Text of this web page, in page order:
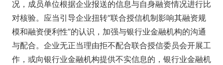
况，成员单位根据企业报送的信息与自身融资情况进行比
对核验。应当引导企业扭转“联合授信机制影响其融资规
模和融资便利性”的认识，加强与银行业金融机构的沟通
与配合。企业无正当理由拒不配合联合授信委员会开展工
作，或向银行业金融机构提供不实信息的，银行业金融机